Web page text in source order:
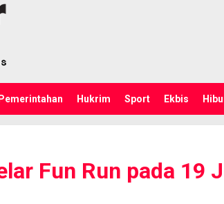
Pemerintahan Hukrim Sport Ekbis
Fun Run pada 19